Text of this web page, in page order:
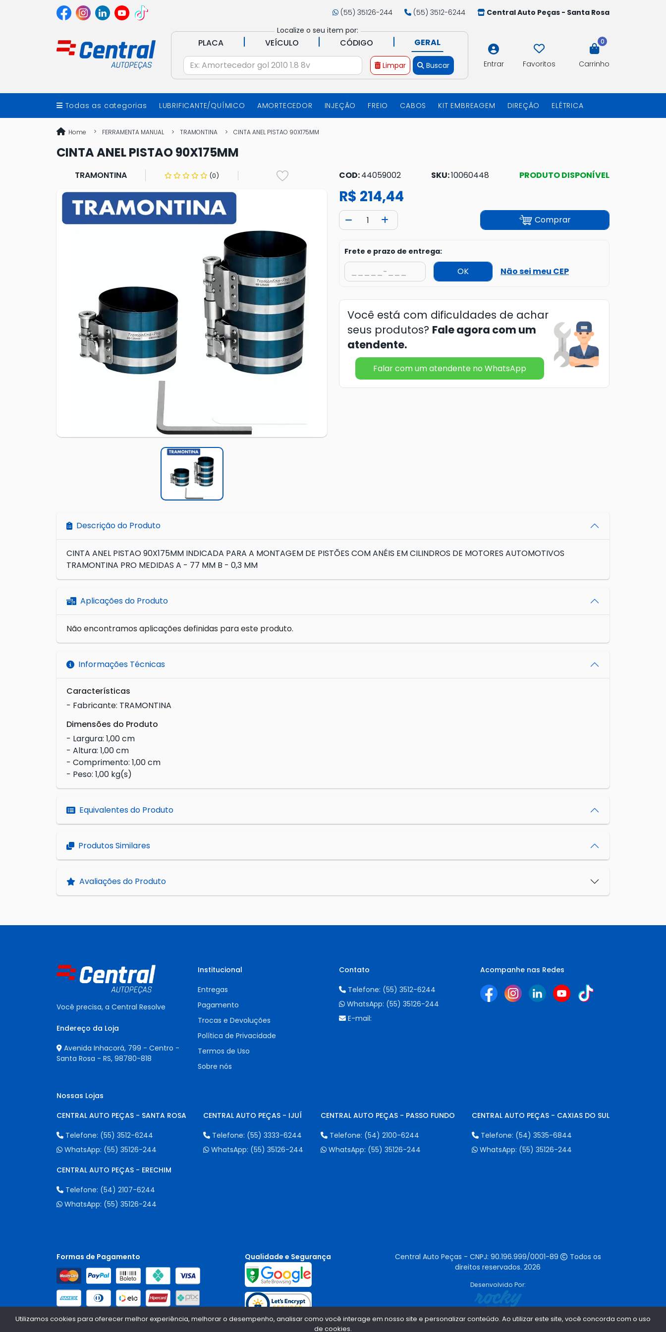
(55) 35126-244 (55) 3512-6244
Central Auto Peças - Santa Rosa
Localize o seu item por:
PLACA | VEÍCULO | CÓDIGO | GERAL
Limpar Buscar Entrar Favoritos
0
Carrinho
Todas as categorias LUBRIFICANTE/QUÍMICO AMORTECEDOR INJEÇÃO FREIO CABOS KIT EMBREAGEM DIREÇÃO ELÉTRICA
Home FERRAMENTA MANUAL TRAMONTINA CINTA ANEL PISTAO 90X175MM
CINTA ANEL PISTAO 90X175MM
TRAMONTINA (0) COD:44059002 SKU:10060448 PRODUTO DISPONÍVEL
R$ 214,44
Comprar
Frete e prazo de entrega:
OK Não sei meu CEP
Você está com dificuldades de achar
seus produtos? Fale agora com um
atendente.
Falar com um atendente no WhatsApp
Descrição do Produto
CINTA ANEL PISTAO 90X175MM INDICADA PARA A MONTAGEM DE PISTÕES COM ANÉIS EM CILINDROS DE MOTORES AUTOMOTIVOS
TRAMONTINA PRO MEDIDAS A - 77 MM B - 0,3 MM
Aplicações do Produto
Não encontramos aplicações definidas para este produto.
Informações Técnicas
Características
- Fabricante: TRAMONTINA
Dimensões do Produto
- Largura: 1,00 cm
- Altura: 1,00 cm
- Comprimento: 1,00 cm
- Peso: 1,00 kg(s)
Equivalentes do Produto
Produtos Similares
Avaliações do Produto
Você precisa, a Central Resolve
Endereço da Loja
Avenida Inhacorá, 799 - Centro -
Santa Rosa - RS, 98780-818
Institucional
Entregas
Pagamento
Trocas e Devoluções
Política de Privacidade
Termos de Uso
Sobre nós
Contato
Telefone: (55) 3512-6244
WhatsApp: (55) 35126-244
E-mail:
Acompanhe nas Redes
Nossas Lojas
CENTRAL AUTO PEÇAS - SANTA ROSA
Telefone: (55) 3512-6244
WhatsApp: (55) 35126-244
CENTRAL AUTO PEÇAS - IJUÍ
Telefone: (55) 3333-6244
WhatsApp: (55) 35126-244
CENTRAL AUTO PEÇAS - PASSO FUNDO
Telefone: (54) 2100-6244
WhatsApp: (55) 35126-244
CENTRAL AUTO PEÇAS - CAXIAS DO SUL
Telefone: (54) 3535-6844
WhatsApp: (55) 35126-244
CENTRAL AUTO PEÇAS - ERECHIM
Telefone: (54) 2107-6244
WhatsApp: (55) 35126-244
Formas de Pagamento Qualidade e Segurança Central Auto Peças - CNPJ: 90.196.999/0001-89
Todos os
direitos reservados. 2026
Desenvolvido Por:
Utilizamos cookies para oferecer melhor experiência, melhorar o desempenho, analisar como você interage em nosso site e personalizar conteúdo. Ao utilizar este site, você concorda com o uso
de cookies.